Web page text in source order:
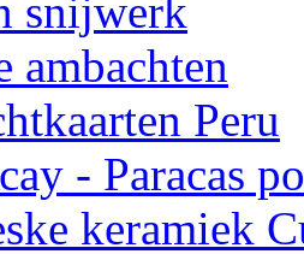
snijwerk
ambachten
Peru
- Paracas
keramiek